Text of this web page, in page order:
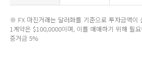
※ FX 마진거래는 달러화를 기준으로 투자금액이
1계약은 $100,0000이며, 이를 매매하기 위해 필
증거금 5%